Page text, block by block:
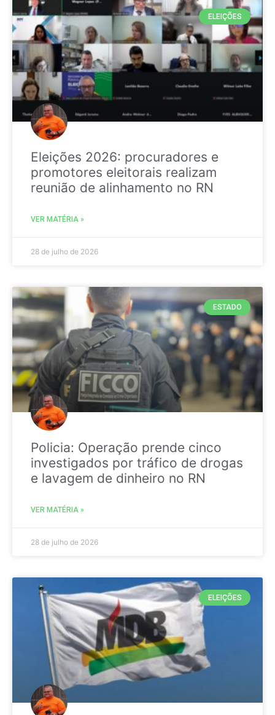
ELEIÇÕES
Eleições 2026: procuradores e
promotores eleitorais realizam
reunião de alinhamento no RN
VER MATÉRIA »
28 de julho de 2026
ESTADO
Policia: Operação prende cinco
investigados por tráfico de drogas
e lavagem de dinheiro no RN
VER MATÉRIA »
28 de julho de 2026
ELEIÇÕES